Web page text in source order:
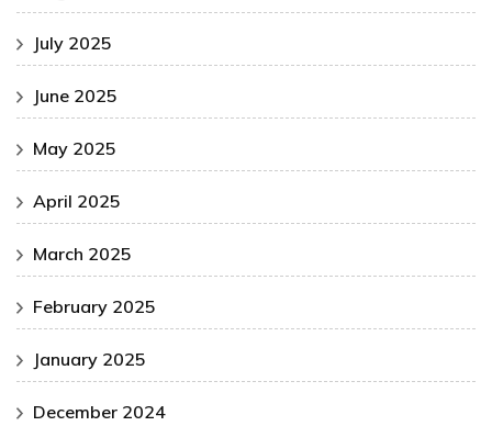
July 2025
June 2025
May 2025
April 2025
March 2025
February 2025
January 2025
December 2024